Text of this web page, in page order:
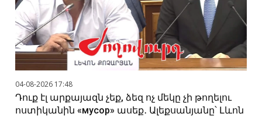
04-08-2026 17:48
Դուք էլ արքայազն չեք, ձեզ ոչ մեկը չի թողելու
ոստիկանին «мусор» ասեք․ Ալեքսանյանը՝ Լևոն